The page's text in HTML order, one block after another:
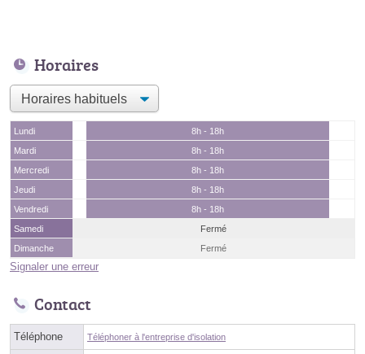
Horaires
Lundi
8h - 18h
Mardi
8h - 18h
Mercredi
8h - 18h
Jeudi
8h - 18h
Vendredi
8h - 18h
Samedi
Fermé
Dimanche
Fermé
Signaler une erreur
Contact
Téléphone Téléphoner à l'entreprise d'isolation